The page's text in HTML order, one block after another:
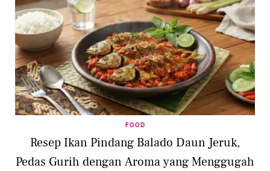
FOOD
Resep Ikan Pindang Balado Daun Jeruk,
Pedas Gurih dengan Aroma yang Menggugah